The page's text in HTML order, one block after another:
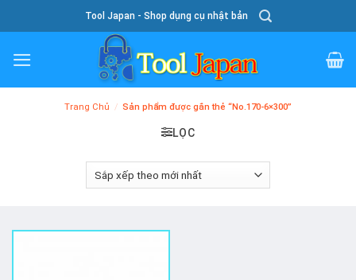
To
Content
Tool Japan - Shop dụng cụ nhật bản
Trang Chủ / Sản phẩm được gắn thẻ “No.170-6×300”
LỌC